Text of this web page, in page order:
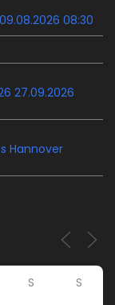
08:30
27.09.2026
Hannover
S S